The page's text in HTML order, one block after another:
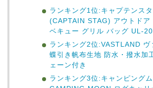
ランキング1位:キャプテンス
(CAPTAIN STAG) アウトドア
ベキュー グリル バッグ UL-
ランキング2位:VASTLAND ヴ
蝶引き帆布生地 防水・撥水加
ェーン付き
ランキング3位:キャンピング